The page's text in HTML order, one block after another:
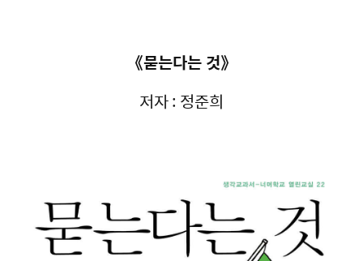
《묻는다는 것》
저자 : 정준희